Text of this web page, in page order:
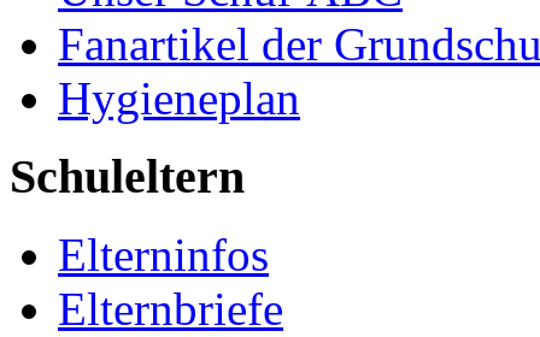
Fanartikel der
Hygieneplan
Schuleltern
Elterninfos
Elternbriefe